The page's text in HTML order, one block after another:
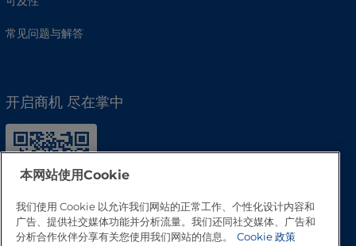
常见问题与解答
开启商机 尽在掌中
本网站使用Cookie
我们使用 Cookie 以允许我们网站的正常工作、个性化设计内容和
广告、提供社交媒体功能并分析流量。我们还同社交媒体、广告和
分析合作伙伴分享有关您使用我们网站的信息。
Cookie 政策